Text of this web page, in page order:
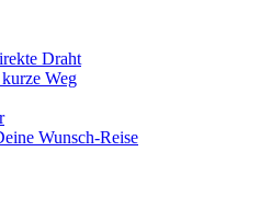
Draht
Weg
Wunsch-Reise